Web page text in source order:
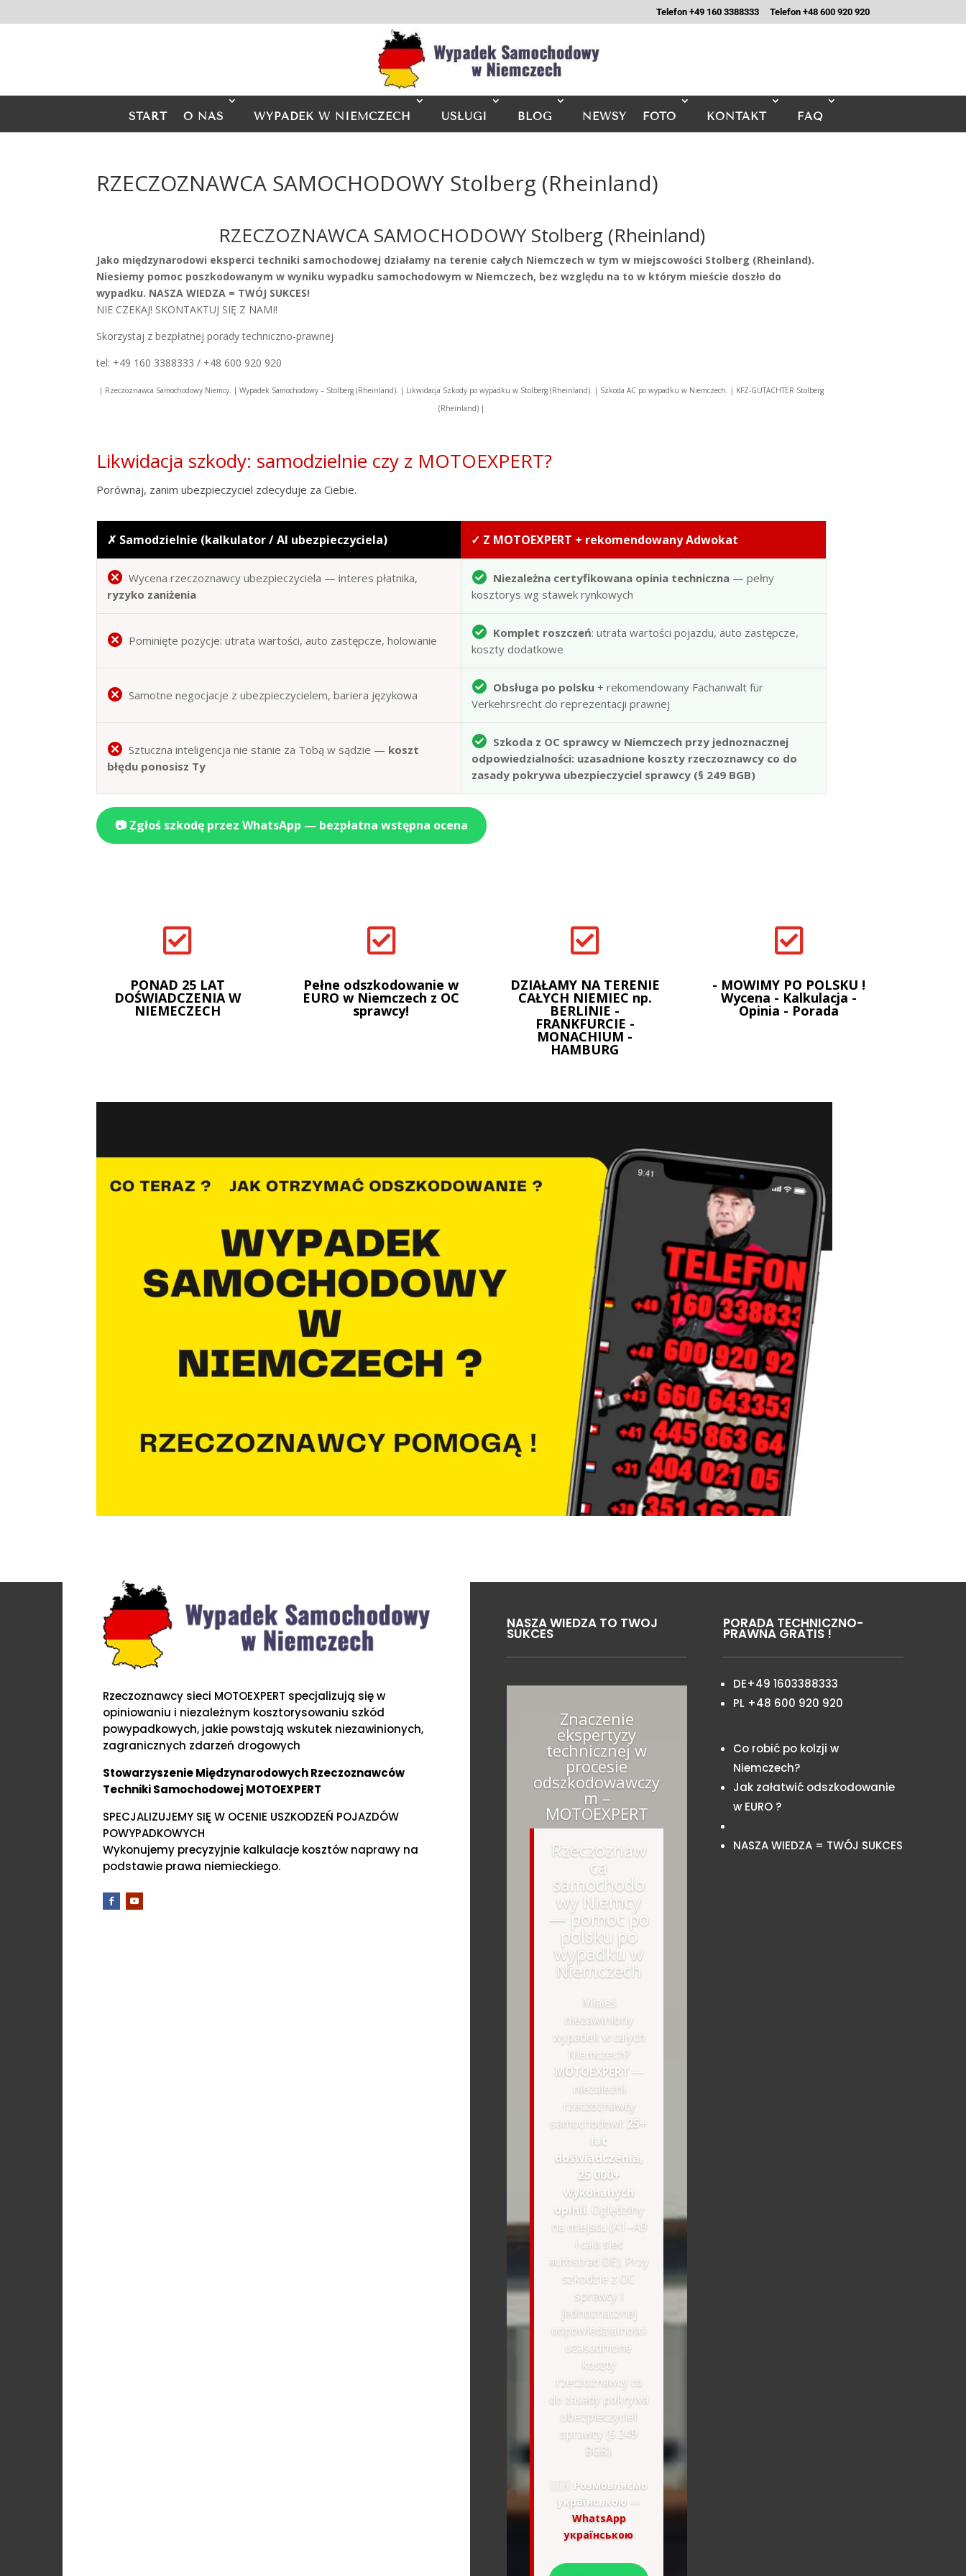
Telefon +49 160 3388333 Telefon +48 600 920 920
START O NAS WYPADEK W NIEMCZECH USŁUGI BLOG NEWSY FOTO KONTAKT FAQ
RZECZOZNAWCA SAMOCHODOWY Stolberg (Rheinland)
RZECZOZNAWCA SAMOCHODOWY Stolberg (Rheinland)
Jako międzynarodowi eksperci techniki samochodowej działamy na terenie całych Niemczech w tym w miejscowości Stolberg (Rheinland).
Niesiemy pomoc poszkodowanym w wyniku wypadku samochodowym w Niemczech, bez względu na to w którym mieście doszło do
wypadku. NASZA WIEDZA = TWÓJ SUKCES!
NIE CZEKAJ! SKONTAKTUJ SIĘ Z NAMI!
Skorzystaj z bezpłatnej porady techniczno-prawnej
tel: +49 160 3388333 / +48 600 920 920
| Rzeczoznawca Samochodowy Niemcy. | Wypadek Samochodowy – Stolberg (Rheinland). | Likwidacja Szkody po wypadku w Stolberg (Rheinland). | Szkoda AC po wypadku w Niemczech. | KFZ-GUTACHTER Stolberg
(Rheinland) |
Likwidacja szkody: samodzielnie czy z MOTOEXPERT?
Porównaj, zanim ubezpieczyciel zdecyduje za Ciebie.
✗ Samodzielnie (kalkulator / AI ubezpieczyciela) ✓ Z MOTOEXPERT + rekomendowany Adwokat
Wycena rzeczoznawcy ubezpieczyciela — interes płatnika,
ryzyko zaniżenia
Niezależna certyfikowana opinia techniczna — pełny
kosztorys wg stawek rynkowych
Pominięte pozycje: utrata wartości, auto zastępcze, holowanie
Komplet roszczeń: utrata wartości pojazdu, auto zastępcze,
koszty dodatkowe
Samotne negocjacje z ubezpieczycielem, bariera językowa
Obsługa po polsku + rekomendowany Fachanwalt für
Verkehrsrecht do reprezentacji prawnej
Sztuczna inteligencja nie stanie za Tobą w sądzie — koszt
błędu ponosisz Ty
Szkoda z OC sprawcy w Niemczech przy jednoznacznej
odpowiedzialności: uzasadnione koszty rzeczoznawcy co do
zasady pokrywa ubezpieczyciel sprawcy (§ 249 BGB)
📷 Zgłoś szkodę przez WhatsApp — bezpłatna wstępna ocena

PONAD 25 LAT
DOŚWIADCZENIA W
NIEMECZECH

Pełne odszkodowanie w
EURO w Niemczech z OC
sprawcy!

DZIAŁAMY NA TERENIE
CAŁYCH NIEMIEC np.
BERLINIE -
FRANKFURCIE -
MONACHIUM -
HAMBURG

- MOWIMY PO POLSKU !
Wycena - Kalkulacja -
Opinia - Porada
Rzeczoznawcy sieci MOTOEXPERT specjalizują się w
opiniowaniu i niezależnym kosztorysowaniu szkód
powypadkowych, jakie powstają wskutek niezawinionych,
zagranicznych zdarzeń drogowych
Stowarzyszenie Międzynarodowych Rzeczoznawców
Techniki Samochodowej MOTOEXPERT
SPECJALIZUJEMY SIĘ W OCENIE USZKODZEŃ POJAZDÓW
POWYPADKOWYCH
Wykonujemy precyzyjnie kalkulacje kosztów naprawy na
podstawie prawa niemieckiego.
NASZA WIEDZA TO TWOJ
SUKCES
Znaczenie
ekspertyzy
technicznej w
procesie
odszkodowawczy
m –
MOTOEXPERT
Rzeczoznaw
ca
samochodo
wy Niemcy
— pomoc po
polsku po
wypadku w
Niemczech
Miałeś
niezawiniony
wypadek w całych
Niemczech?
MOTOEXPERT —
niezależni
rzeczoznawcy
samochodowi: 25+
lat
doświadczenia,
25 000+
wykonanych
opinii . Oględziny
na miejscu (A1–A9
i cała sieć
autostrad DE). Przy
szkodzie z OC
sprawcy i
jednoznacznej
odpowiedzialności
uzasadnione
koszty
rzeczoznawcy co
do zasady pokrywa
ubezpieczyciel
sprawcy (§ 249
BGB).
🇺🇦 Розмовляємо
українською—
WhatsApp
українською
PORADA TECHNICZNO-
PRAWNA GRATIS !
DE+49 1603388333
PL +48 600 920 920
Co robić po kolzji w
Niemczech?
Jak załatwić odszkodowanie
w EURO ?
NASZA WIEDZA = TWÓJ SUKCES